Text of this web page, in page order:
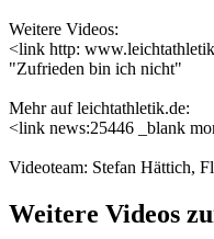
Weitere Videos:
<link http:
"Zufrieden bin ich nicht"
Mehr auf leichtathletik.de:
<link news:25446 _blank
Videoteam: Stefan Hättich,
Weitere Videos